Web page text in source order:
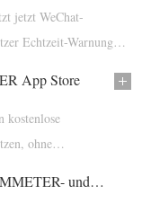
jetzt WeChat-
Echtzeit-Warnungen
können.
App Store
kostenlose
ohne
Warum unterscheiden sich IAMMETER- und Stromzählerdaten? Eine Analyse anhand eines realen Fallbeispiels